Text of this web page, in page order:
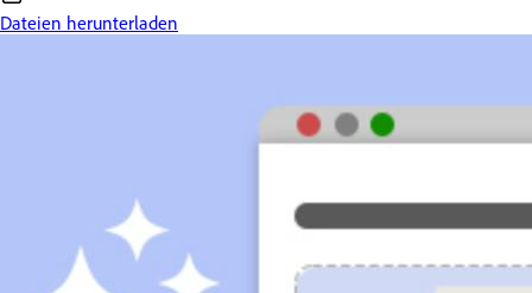
Dateien herunterladen